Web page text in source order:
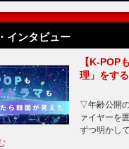
インタビュー
【K-POP
理」をす
▽年齢公開
ァイヤーを
ずつ明かし